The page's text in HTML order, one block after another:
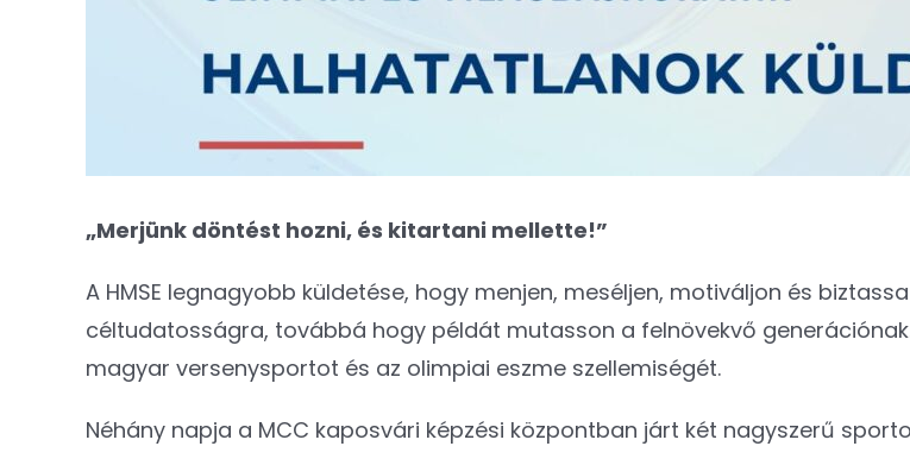
„Merjünk döntést hozni, és kitartani mellette!”
A HMSE legnagyobb küldetése, hogy menjen, meséljen, motiváljon és
céltudatosságra, továbbá hogy példát mutasson a felnövekvő
magyar versenysportot és az olimpiai eszme szellemiségét.
Néhány napja a MCC kaposvári képzési központban járt két nagyszerű